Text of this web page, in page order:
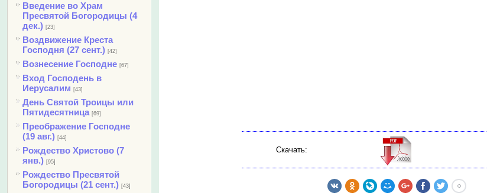
Введение во Храм
Пресвятой Богородицы (4
дек.) [23]
Воздвижение Креста
Господня (27 сент.) [42]
Вознесение Господне [67]
Вход Господень в
Иерусалим [43]
День Святой Троицы или
Пятидесятница [69]
Преображение Господне
(19 авг.) [44]
Рождество Христово (7
янв.) [95]
Рождество Пресвятой
Богородицы (21 сент.) [43]
Скачать: